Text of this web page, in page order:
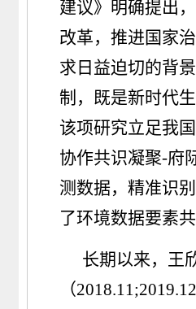
建议》明确提出
改革，推进国家
求日益迫切的背
制，既是新时代
该项研究立足我
协作共识凝聚-府
测数据，精准识
了环境数据要素
长期以来，王
（